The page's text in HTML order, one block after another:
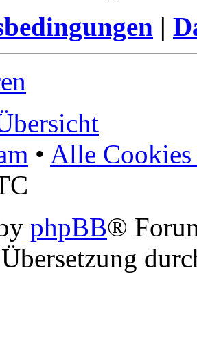
|
• Alle Cookies
phpBB®